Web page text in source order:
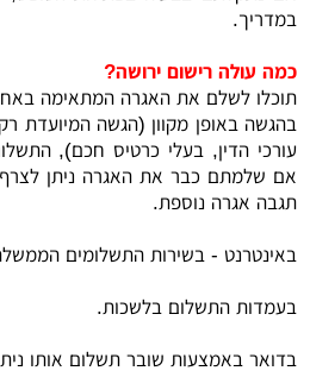
במדריך.
כמה עולה רישום ירושה?
תוכלו לשלם את האגרה המתאימה
בהגשה באופן מקוון (הגשה המיועדת
עורכי הדין, בעלי כרטיס חכם),
אם שלמתם כבר את האגרה ניתן
תגבה אגרה נוספת.
באינטרנט - בשירות התשלומים
בעמדות התשלום בלשכות.
בדואר באמצעות שובר תשלום אותו